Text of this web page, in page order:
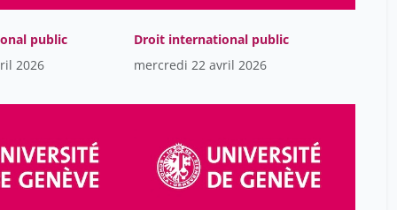
Cristini Hélène
Dagron Stéphanie 10
Danilov Dmitry 15
public
2026
Droit international public
mercredi 22 avril 2026